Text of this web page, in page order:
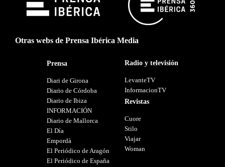
Otras webs de Prensa Ibérica Media
Prensa
Diari de Girona
Diario de Córdoba
Diario de Ibiza
INFORMACIÓN
Diario de Mallorca
El Día
Empordà
El Periódico de Aragón
El Periódico de España
Radio y televisión
LevanteTV
InformacionTV
Revistas
Cuore
Stilo
Viajar
Woman